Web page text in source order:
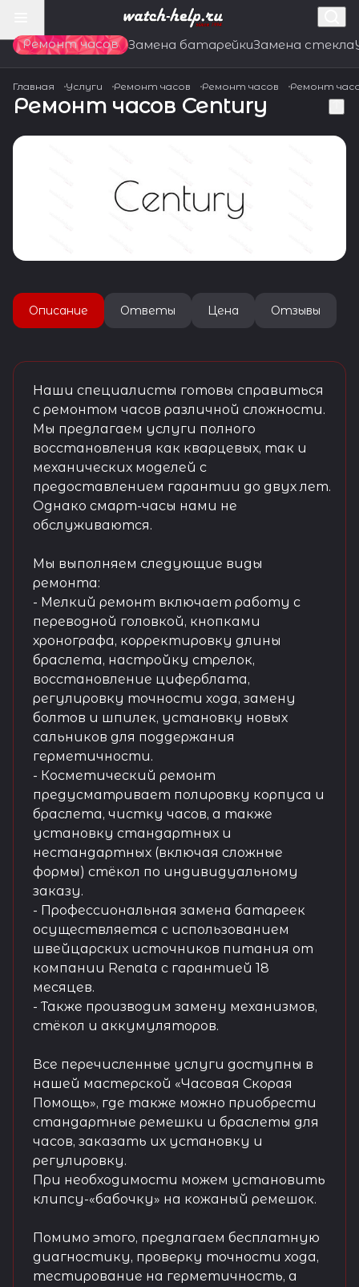
Ремонт часов Замена батарейкиЗамена стекла
Главная Услуги Ремонт часов Ремонт часов Ремонт
Ремонт часов Century
Описание Ответы Цена Отзывы
Наши специалисты готовы справиться
с ремонтом часов различной сложности.
Мы предлагаем услуги полного
восстановления как кварцевых, так и
механических моделей с
предоставлением гарантии до двух лет.
Однако смарт-часы нами не
обслуживаются.
Мы выполняем следующие виды
ремонта:
- Мелкий ремонт включает работу с
переводной головкой, кнопками
хронографа, корректировку длины
браслета, настройку стрелок,
восстановление циферблата,
регулировку точности хода, замену
болтов и шпилек, установку новых
сальников для поддержания
герметичности.
- Косметический ремонт
предусматривает полировку корпуса и
браслета, чистку часов, а также
установку стандартных и
нестандартных (включая сложные
формы) стёкол по индивидуальному
заказу.
- Профессиональная замена батареек
осуществляется с использованием
швейцарских источников питания от
компании Renata с гарантией 18
месяцев.
- Также производим замену механизмов,
стёкол и аккумуляторов.
Все перечисленные услуги доступны в
нашей мастерской «Часовая Скорая
Помощь», где также можно приобрести
стандартные ремешки и браслеты для
часов, заказать их установку и
регулировку.
При необходимости можем установить
клипсу-«бабочку» на кожаный ремешок.
Помимо этого, предлагаем бесплатную
диагностику, проверку точности хода,
тестирование на герметичность, а